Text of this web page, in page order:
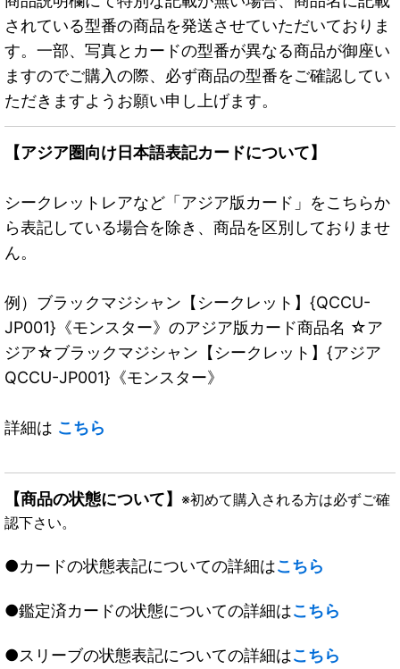
されている型番の商品を発送させていただいておりま
す。一部、写真とカードの型番が異なる商品が御座い
ますのでご購入の際、必ず商品の型番をご確認してい
ただきますようお願い申し上げます。
【アジア圏向け日本語表記カードについて】
シークレットレアなど「アジア版カード」をこちらか
ら表記している場合を除き、商品を区別しておりませ
ん。
例）ブラックマジシャン【シークレット】{QCCU-
JP001}《モンスター》のアジア版カード商品名 ☆ア
ジア☆ブラックマジシャン【シークレット】{アジア
QCCU-JP001}《モンスター》
詳細は こちら
【商品の状態について】 ※初めて購入される方は必ずご確
認下さい。
●カードの状態表記についての詳細はこちら
●鑑定済カードの状態についての詳細はこちら
●スリーブの状態表記についての詳細はこちら